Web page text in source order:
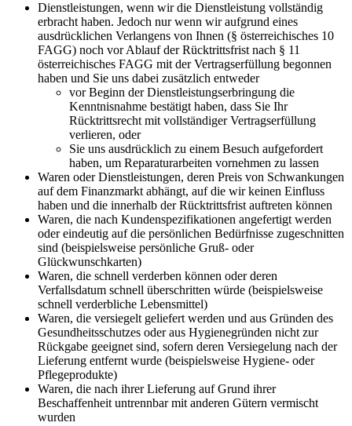
Dienstleistungen, wenn wir die Dienstleistung vollständig
erbracht haben. Jedoch nur wenn wir aufgrund eines
ausdrücklichen Verlangens von Ihnen (§ österreichisches 10
FAGG) noch vor Ablauf der Rücktrittsfrist nach § 11
österreichisches FAGG mit der Vertragserfüllung begonnen
haben und Sie uns dabei zusätzlich entweder
vor Beginn der Dienstleistungserbringung die
Kenntnisnahme bestätigt haben, dass Sie Ihr
Rücktrittsrecht mit vollständiger Vertragserfüllung
verlieren, oder
Sie uns ausdrücklich zu einem Besuch aufgefordert
haben, um Reparaturarbeiten vornehmen zu lassen
Waren oder Dienstleistungen, deren Preis von Schwankungen
auf dem Finanzmarkt abhängt, auf die wir keinen Einfluss
haben und die innerhalb der Rücktrittsfrist auftreten können
Waren, die nach Kundenspezifikationen angefertigt werden
oder eindeutig auf die persönlichen Bedürfnisse zugeschnitten
sind (beispielsweise persönliche Gruß- oder
Glückwunschkarten)
Waren, die schnell verderben können oder deren
Verfallsdatum schnell überschritten würde (beispielsweise
schnell verderbliche Lebensmittel)
Waren, die versiegelt geliefert werden und aus Gründen des
Gesundheitsschutzes oder aus Hygienegründen nicht zur
Rückgabe geeignet sind, sofern deren Versiegelung nach der
Lieferung entfernt wurde (beispielsweise Hygiene- oder
Pflegeprodukte)
Waren, die nach ihrer Lieferung auf Grund ihrer
Beschaffenheit untrennbar mit anderen Gütern vermischt
wurden